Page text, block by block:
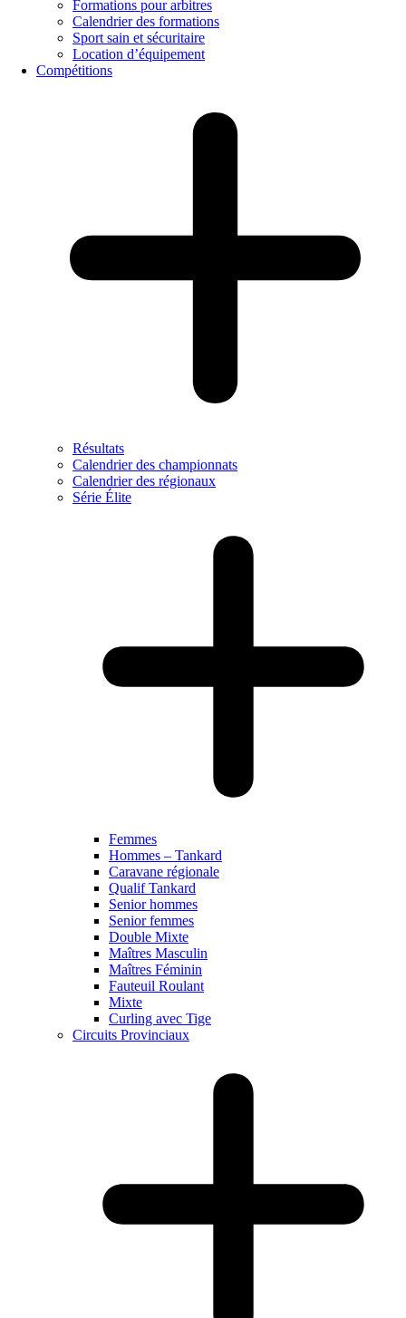
Formations pour arbitres
Calendrier des formations
Sport sain et sécuritaire
Location d’équipement
Compétitions
Résultats
Calendrier des championnats
Calendrier des régionaux
Série Élite
Femmes
Hommes – Tankard
Caravane régionale
Qualif Tankard
Senior hommes
Senior femmes
Double Mixte
Maîtres Masculin
Maîtres Féminin
Fauteuil Roulant
Mixte
Curling avec Tige
Circuits Provinciaux